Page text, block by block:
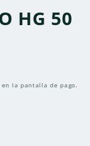
HG 50
la pantalla de pago.